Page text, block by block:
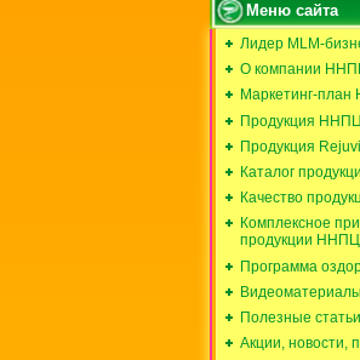
Меню сайта
Лидер MLM-
О компании
Маркетинг-
Продукция
Продукция
Каталог
Качество
Комплексное
продукции
Программа
Полезные статьи
Акции, новости,